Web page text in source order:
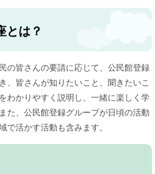
とは？
の皆さんの要請に応じて、公民館登録
、皆さんが知りたいこと、聞きたいこ
わかりやすく説明し、一緒に楽しく学
た、公民館登録グループが日頃の活動
で活かす活動も含みます。